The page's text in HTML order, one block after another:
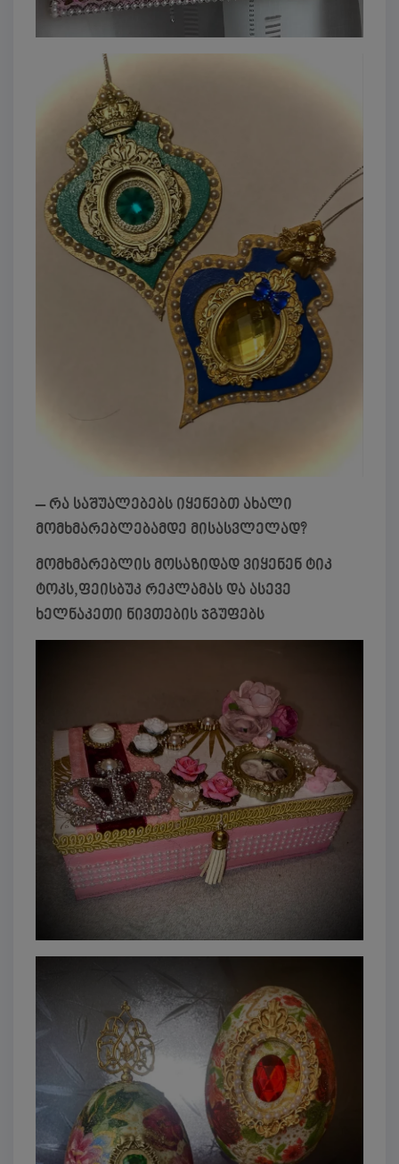
– რა საშუალებებს იყენებთ ახალი
მომხმარებლებამდე მისასვლელად?
მომხმარებლის მოსაზიდად ვიყენენ ტიკ
ტოკს,ფეისბუკ რეკლამას და ასევე
ხელნაკეთი ნივთების ჯგუფებს